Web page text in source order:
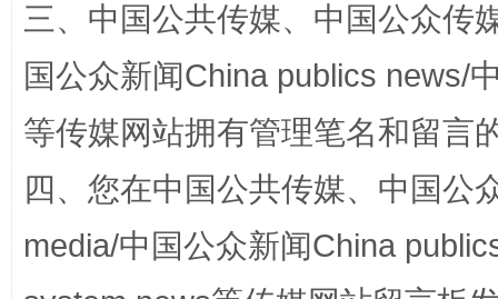
站台名比不上好声名
三、中国公共传媒、中国公众传
国公众新闻China publics news/
等传媒网站拥有管理笔名和留言
四、您在中国公共传媒、中国公
media/中国公众新闻China